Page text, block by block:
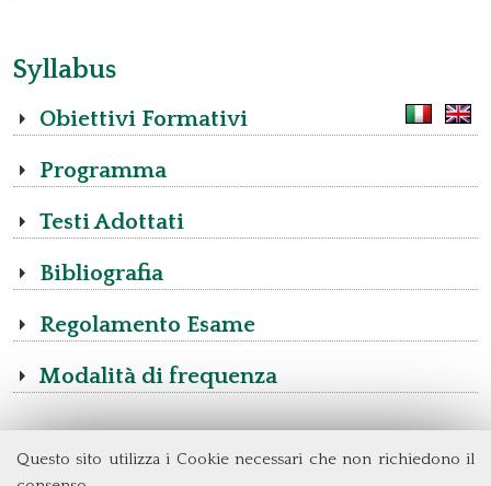
Questo sito utilizza i Cookie necessari che non richiedono il
Syllabus
Obiettivi Formativi
Programma
Testi Adottati
Bibliografia
Regolamento Esame
Modalità di frequenza